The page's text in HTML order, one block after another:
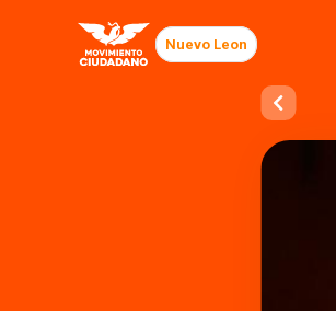
Nuevo Leon